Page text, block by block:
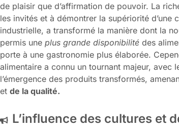
de plaisir que d’affirmation de pouvoir. La
les invités et à démontrer la supériorité
industrielle, a transformé la manière dont la
permis une plus grande disponibilité des
porte à une gastronomie plus élaborée.
alimentaire a connu un tournant majeur, avec
l’émergence des produits transformés,
et de la qualité.
L’influence des cultures et